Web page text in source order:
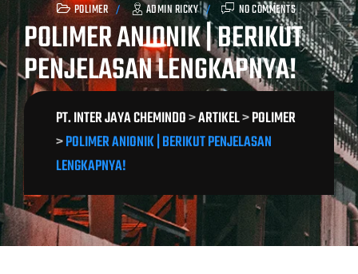
POLIMER ADMIN RICKY NO COMMENTS
POLIMER ANIONIK | BERIKUT
PENJELASAN LENGKAPNYA!
PT. INTER JAYA CHEMINDO>ARTIKEL>POLIMER
>POLIMER ANIONIK | BERIKUT PENJELASAN
LENGKAPNYA!